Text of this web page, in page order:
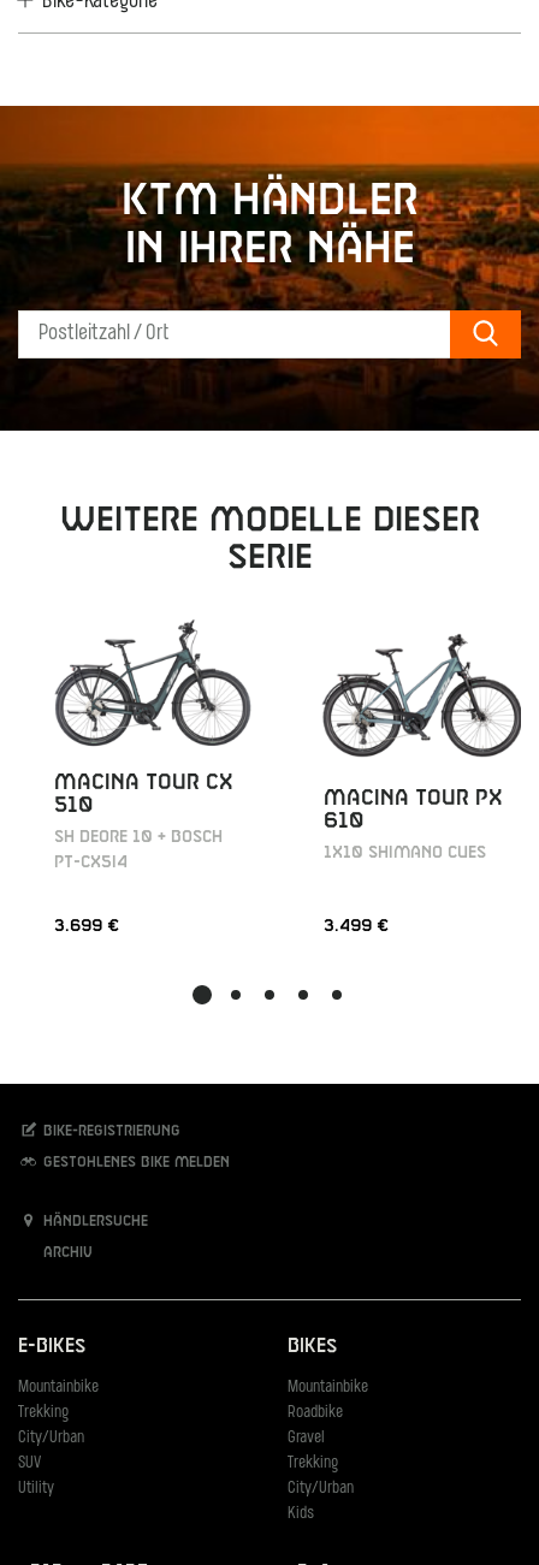
KTM Händler
in Ihrer Nähe
Weitere Modelle dieser
Serie
MACINA TOUR CX
510
SH DEORE 10 + BOSCH
PT-CX5I4
3.699 €
MACINA TOUR PX
610
1X10 SHIMANO CUES
3.499 €
Bike-Registrierung
Gestohlenes Bike melden
Händlersuche
Archiv
E-Bikes
Mountainbike
Trekking
City/Urban
SUV
Utility
Bikes
Mountainbike
Roadbike
Gravel
Trekking
City/Urban
Kids